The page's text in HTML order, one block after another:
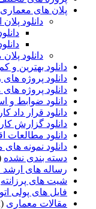
پلان های معماری
دانلود
دانلود
دانلود بهترین و
دانلود پروژه
دانلود پروژه
دانلود ضوابط و
دانلود قرار داد
دانلود گزارش
دانلود مطالعات
دانلود نمونه
دسته بندی نشده
رساله های
شیت های پرزانته
فایل های پولی
مقالات معماری (212)